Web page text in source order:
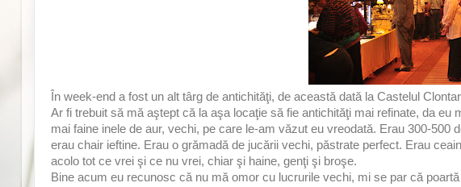
În week-end a fost un alt târg de antichităţi, de această dată la Castelul
Ar fi trebuit să mă aştept că la aşa locaţie să fie antichităţi mai refinate, da
mai faine inele de aur, vechi, pe care le-am văzut eu vreodată. Erau 300-
erau chair ieftine. Erau o grămadă de jucării vechi, păstrate perfect. Erau
acolo tot ce vrei şi ce nu vrei, chiar şi haine, genţi şi broşe.
Bine acum eu recunosc că nu mă omor cu lucrurile vechi, mi se par că